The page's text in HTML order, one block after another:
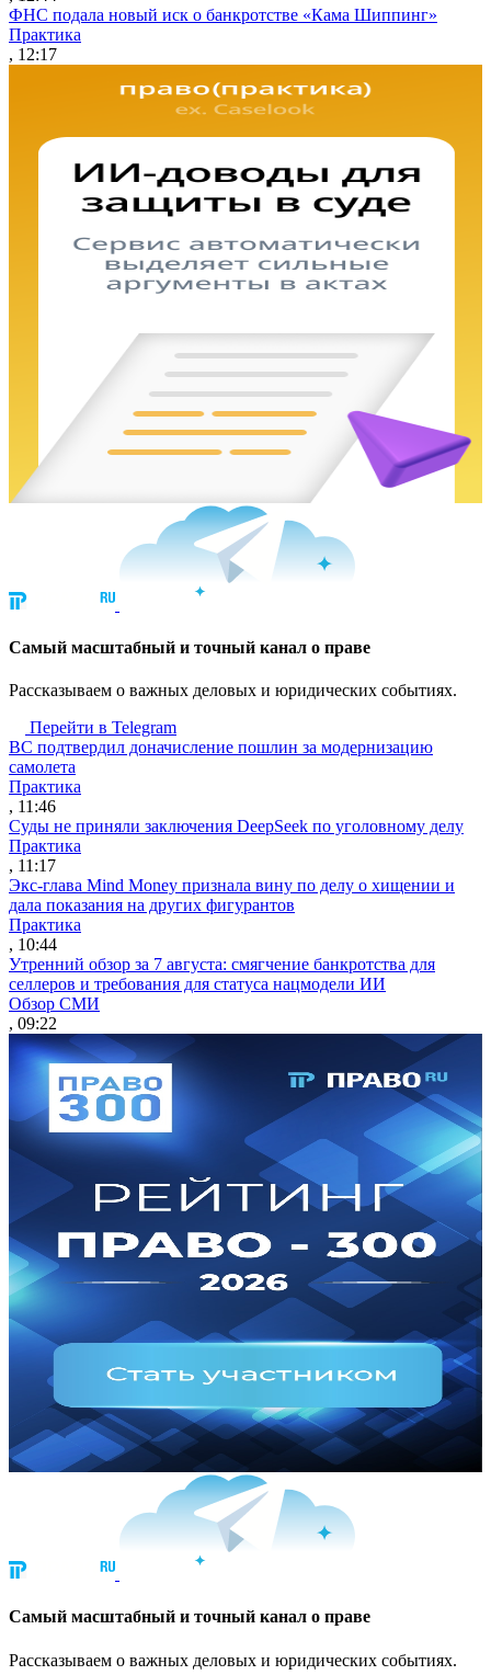
ФНС подала новый иск о банкротстве «Кама Шиппинг»
Практика
, 12:17
Cамый масштабный и точный канал о праве
Рассказываем о важных деловых и юридических событиях.
Перейти в Telegram
ВС подтвердил доначисление пошлин за модернизацию
самолета
Практика
, 11:46
Суды не приняли заключения DeepSeek по уголовному делу
Практика
, 11:17
Экс-глава Mind Money признала вину по делу о хищении и
дала показания на других фигурантов
Практика
, 10:44
Утренний обзор за 7 августа: смягчение банкротства для
селлеров и требования для статуса нацмодели ИИ
Обзор СМИ
, 09:22
Cамый масштабный и точный канал о праве
Рассказываем о важных деловых и юридических событиях.